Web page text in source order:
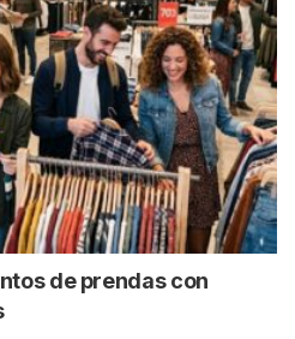
de prendas con